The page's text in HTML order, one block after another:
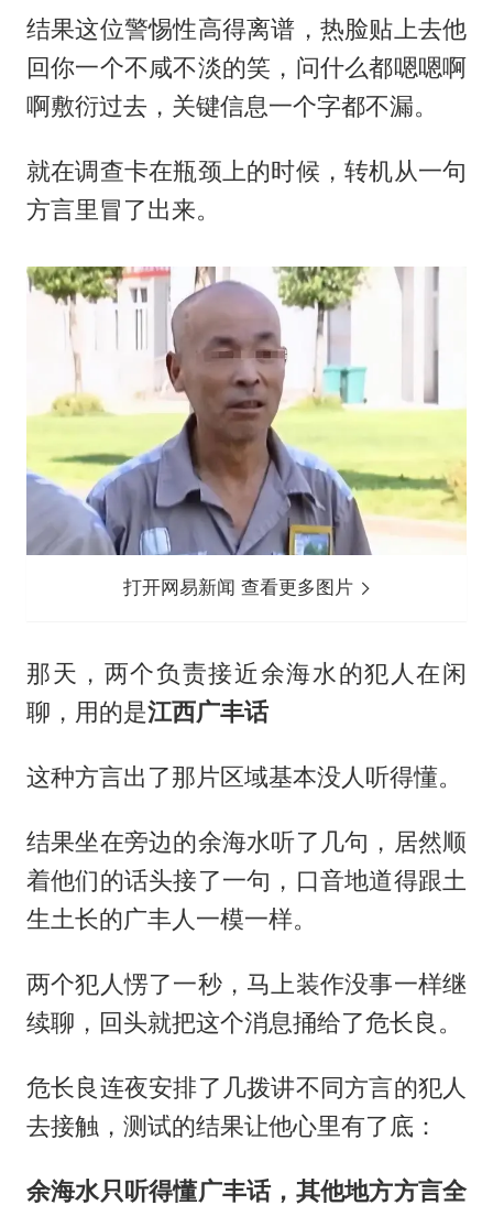
结果这位警惕性高得离谱，热脸贴上去他
回你一个不咸不淡的笑，问什么都嗯嗯啊
啊敷衍过去，关键信息一个字都不漏。
就在调查卡在瓶颈上的时候，转机从一句
方言里冒了出来。
打开网易新闻 查看更多图片
那天，两个负责接近余海水的犯人在闲
聊，用的是江西广丰话
这种方言出了那片区域基本没人听得懂。
结果坐在旁边的余海水听了几句，居然顺
着他们的话头接了一句，口音地道得跟土
生土长的广丰人一模一样。
两个犯人愣了一秒，马上装作没事一样继
续聊，回头就把这个消息捅给了危长良。
危长良连夜安排了几拨讲不同方言的犯人
去接触，测试的结果让他心里有了底：
余海水只听得懂广丰话，其他地方方言全